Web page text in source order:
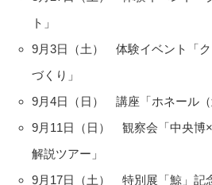
ト」
9月3日（土） 体験イベント「
づくり」
9月4日（日） 講座「ホネール（
9月11日（日） 観察会「中央博
解説ツアー」
9月17日（土） 特別展「鯨」記